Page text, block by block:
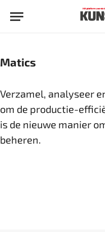
Matics
Verzamel, analyseer
om de productie-
is de nieuwe manier
beheren.